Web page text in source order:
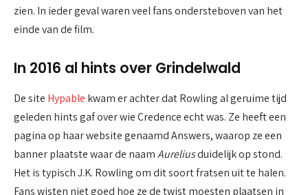
zien. In ieder geval waren veel fans ondersteboven van het
einde van de film.
In 2016 al hints over Grindelwald
De site Hypable kwam er achter dat Rowling al geruime tijd
geleden hints gaf over wie Credence echt was. Ze heeft een
pagina op haar website genaamd Answers, waarop ze een
banner plaatste waar de naamAureliusduidelijk op stond.
Het is typisch J.K. Rowling om dit soort fratsen uit te halen.
Fans wisten niet goed hoe ze de twist moesten plaatsen in